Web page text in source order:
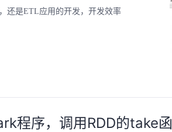
还是ETL应用的开发，开发效率
程序，调用RDD的take